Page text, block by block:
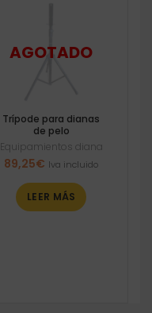
Trípode para dianas
de pelo
Equipamientos diana
89,25€ Iva incluido
LEER MÁS